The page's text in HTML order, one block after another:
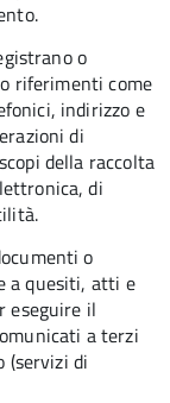
o
riferimenti come
indirizzo e
di
della raccolta
di
o
a quesiti, atti e
eseguire il
a terzi
(servizi di